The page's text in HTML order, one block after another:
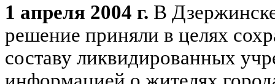
1 апреля 2004 г. В
решение приняли в целях
составу ликвидированных